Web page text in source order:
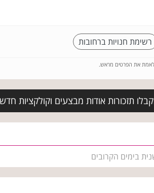
רשימת חנויות ברחובות
ולאמת את הפרטים מראש.
תזכורות אודות מבצעים וקולקציות
בימים הקרובים